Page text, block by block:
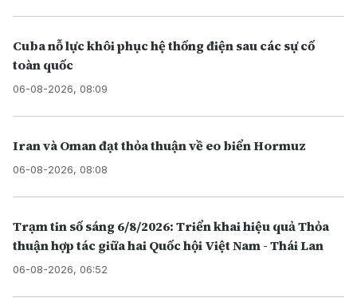
Cuba nỗ lực khôi phục hệ thống điện sau các sự cố
toàn quốc
06-08-2026, 08:09
Iran và Oman đạt thỏa thuận về eo biển Hormuz
06-08-2026, 08:08
Trạm tin số sáng 6/8/2026: Triển khai hiệu quả Thỏa
thuận hợp tác giữa hai Quốc hội Việt Nam - Thái Lan
06-08-2026, 06:52